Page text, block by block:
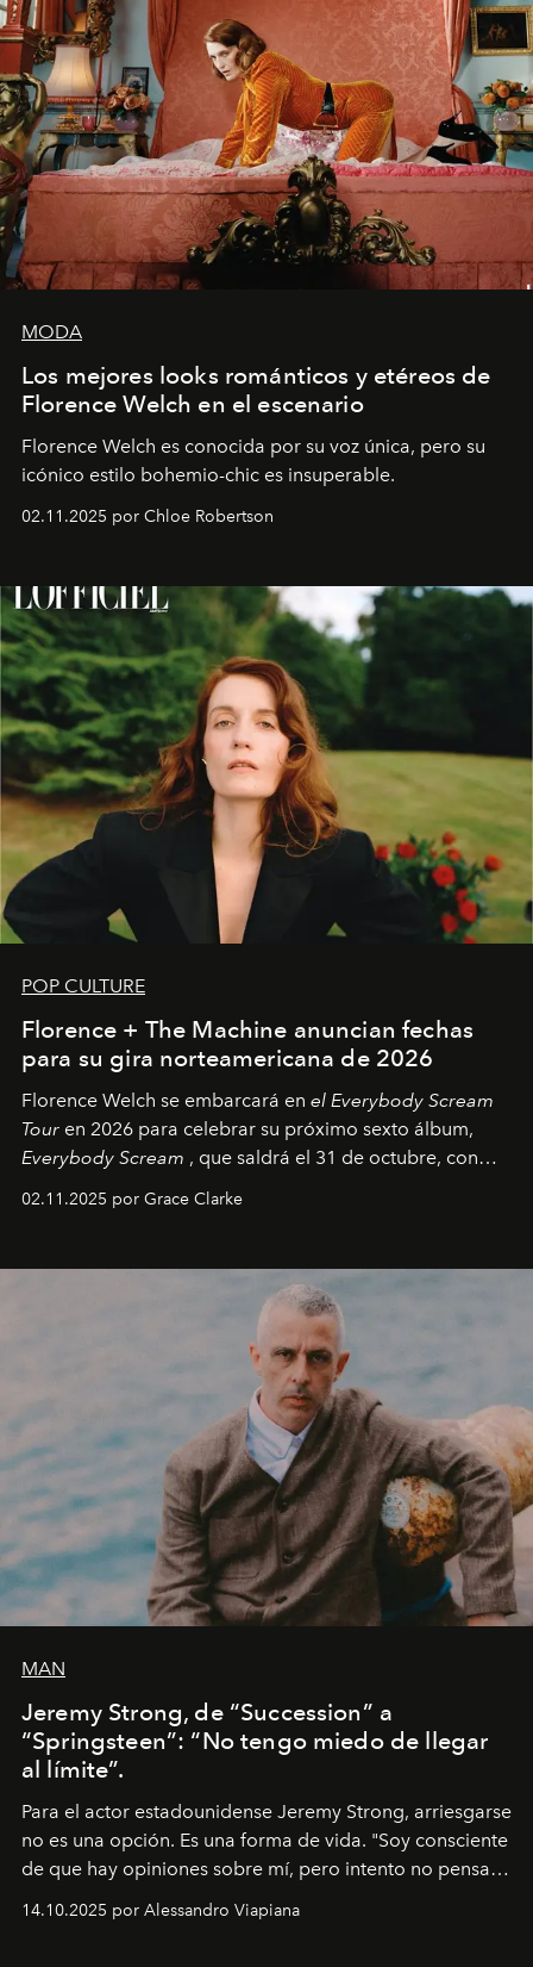
MODA
Los mejores looks románticos y etéreos de
Florence Welch en el escenario
Florence Welch es conocida por su voz única, pero su
icónico estilo bohemio-chic es insuperable.
02.11.2025 por Chloe Robertson
POP CULTURE
Florence + The Machine anuncian fechas
para su gira norteamericana de 2026
Florence Welch se embarcará en el Everybody Scream
Tour en 2026 para celebrar su próximo sexto álbum,
Everybody Scream , que saldrá el 31 de octubre, con
fechas en Norteamérica a partir de abril del próximo
02.11.2025 por Grace Clarke
MAN
Jeremy Strong, de “Succession” a
“Springsteen”: “No tengo miedo de llegar
al límite”.
Para el actor estadounidense Jeremy Strong, arriesgarse
no es una opción. Es una forma de vida. "Soy consciente
de que hay opiniones sobre mí, pero intento no pensar
demasiado en cómo me perciben. Creo que es una
pérdida de tiempo", afirma.
14.10.2025 por Alessandro Viapiana